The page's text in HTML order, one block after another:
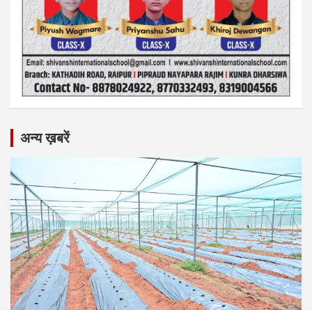
अन्य ख़बरें